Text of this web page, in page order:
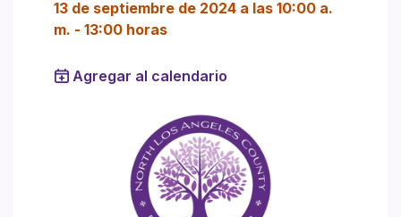
13 de septiembre de 2024 a las 10:00 a.
m. - 13:00 horas
Agregar al calendario